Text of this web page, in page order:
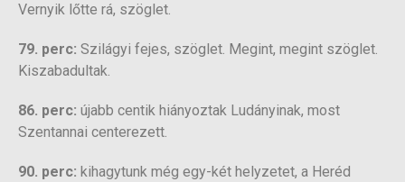
Vernyik lőtte rá, szöglet.
79. perc: Szilágyi fejes, szöglet. Megint, megint szöglet.
Kiszabadultak.
86. perc: újabb centik hiányoztak Ludányinak, most
Szentannai centerezett.
90. perc: kihagytunk még egy-két helyzetet, a Heréd